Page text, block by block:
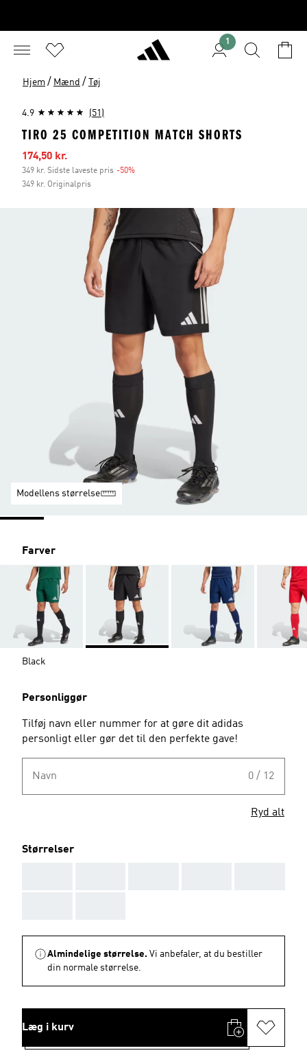
1
Hjem / Mænd / Tøj
4.9 (51)
TIRO 25 COMPETITION MATCH SHORTS
Udsalgspris
174,50 kr.
349 kr. Sidste laveste pris -50%
349 kr. Originalpris
Modellens størrelse
Farver
Black
Personliggør
Tilføj navn eller nummer for at gøre dit adidas
personligt eller gør det til den perfekte gave!
Navn 0 / 12
Ryd alt
Størrelser
Almindelige størrelse. Vi anbefaler, at du bestiller
din normale størrelse.
Læg i kurv